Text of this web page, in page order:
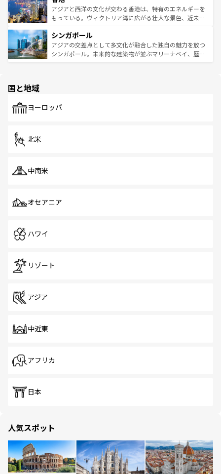
ひ現地で味わいたい。どの地域を訪れてもあたたかい人々
が旅行者を迎えてくれるので、きっと忘れられない旅にな
参照してほしい。
帯で自然と触れ合い、南部ではプーケットやクラビの美し
いビーチでリゾート気分を楽しむことができる。タイ料理
激する。気候は一年中温暖で、どの季節にも異なる楽しみ
が待っている。親しみやすいタイの人々、仏教を中心とし
た文化、そして多様な観光資源が、訪れる旅人を魅了し続
アジアと西洋の文化が交わる香港は、特有のエネルギーを
もっている。ヴィクトリア湾に広がる壮大な景色、近未来
み、どこを訪れても感動するはず。観光スポットが密集し
ており、効率よく見どころを回れるのも魅力。息をのむよ
うな絶景から文化的な体験まで、香港を存分に楽しみ尽く
シンガポール
アジアの交差点として多文化が融合した独自の魅力を放つ
シンガポール。未来的な建築物が並ぶマリーナベイ、歴史
で、ホーカーズは地元の風情を楽しめる外せないスポット
国と地域
ヨーロッパ
北米
中南米
オセアニア
ハワイ
リゾート
アジア
中近東
アフリカ
日本
人気スポット